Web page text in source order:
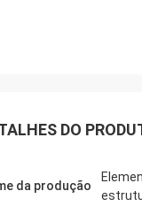
DO
da produção